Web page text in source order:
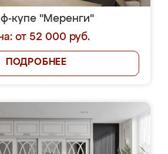
купе "Меренги"
от 52 000 руб.
ПОДРОБНЕЕ